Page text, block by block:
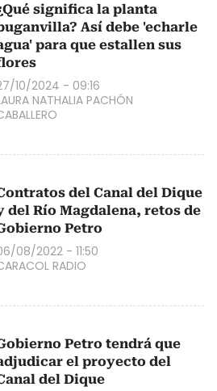
significa la planta
Así debe 'echarle
para que estallen sus
10/2024 - 09:16
NATHALIA PACHÓN
del Canal del Dique
del Río Magdalena, retos de
Petro
08/2022 - 11:50
RADIO
Petro tendrá que
el proyecto del
del Dique